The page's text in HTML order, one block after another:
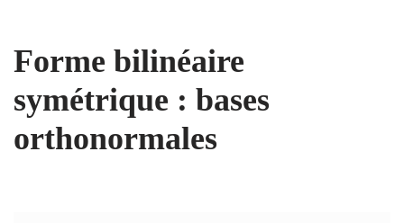
Forme bilinéaire
symétrique : bases
orthonormales